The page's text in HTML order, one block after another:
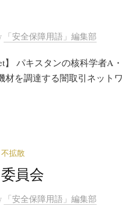
「安全保障用語」編集部
】 パキスタンの核科学者
材を調達する闇取引ネット
拡散
員会
「安全保障用語」編集部